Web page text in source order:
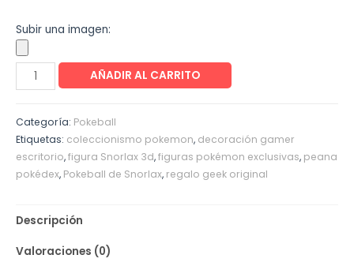
Subir una imagen:
AÑADIR AL CARRITO
Categoría: Pokeball
Etiquetas: coleccionismo pokemon, decoración gamer
escritorio,figura Snorlax 3d,figuras pokémon exclusivas, peana
pokédex, Pokeball de Snorlax, regalo geek original
Descripción
Valoraciones (0)